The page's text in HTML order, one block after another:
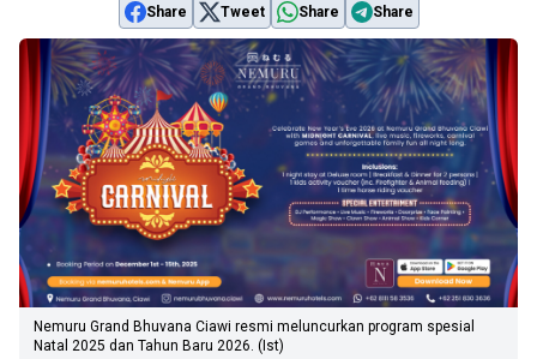
Share Tweet Share Share
Nemuru Grand Bhuvana Ciawi resmi meluncurkan program spesial
Natal 2025 dan Tahun Baru 2026. (Ist)